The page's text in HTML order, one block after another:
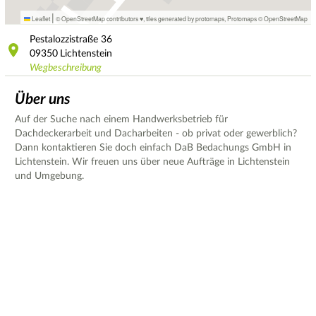
Leaflet | © OpenStreetMap contributors ♥, tiles generated by protomaps Protomaps©OpenStreetMap
Pestalozzistraße 36
09350 Lichtenstein
Wegbeschreibung
Über uns
Auf der Suche nach einem Handwerksbetrieb für
Dachdeckerarbeit und Dacharbeiten - ob privat oder gewerblich?
Dann kontaktieren Sie doch einfach DaB Bedachungs GmbH in
Lichtenstein. Wir freuen uns über neue Aufträge in Lichtenstein
und Umgebung.